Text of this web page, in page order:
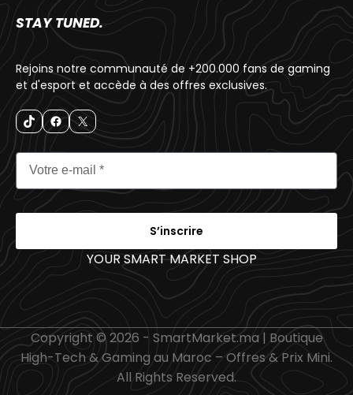
STAY TUNED.
Rejoins notre communauté de +200.000 fans de gaming
et d'esport et accède à des offres exclusives.
S’inscrire
YOUR SMART MARKET SHOP _
Copyright © 2026 - SmartMarket.ma | Boutique
High-Tech & Gaming au Maroc – Offres & Prix Mini.
All Rights Reserved.